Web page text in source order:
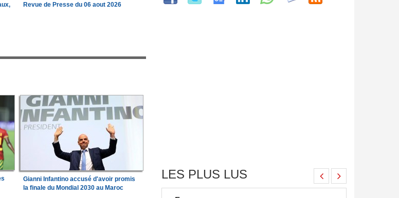
Revue de Presse du 06 aout 2026
Gianni Infantino accusé d'avoir promis
la finale du Mondial 2030 au Maroc
LES PLUS LUS